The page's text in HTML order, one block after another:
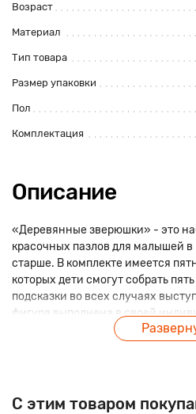
Возраст
Материал
Тип товара
Размер упаковки
Пол
Комплектация
Описание
«Деревянные зверюшки» - это
красочных пазлов для малышей в
старше. В комплекте имеется
которых дети смогут собрать
подсказки во всех случаях
фигура выполнена в своей
элементы набора упакованы в
C этим товаром